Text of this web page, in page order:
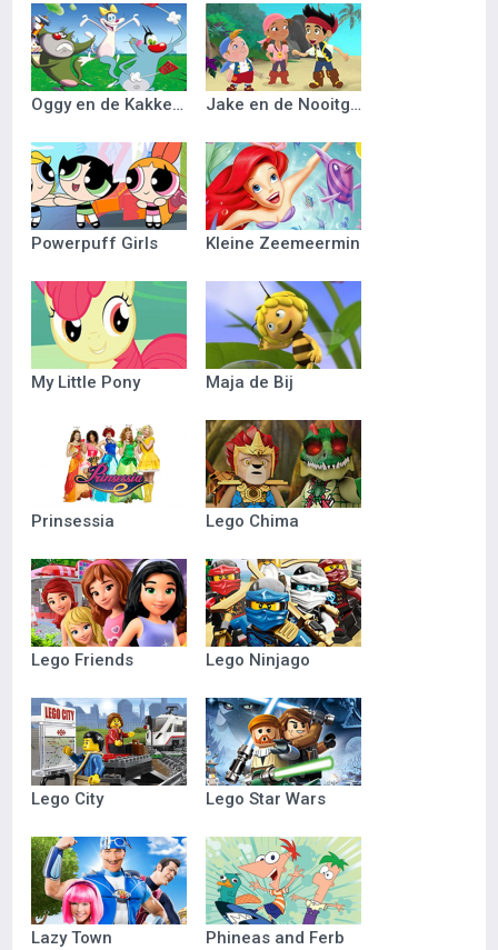
Oggy en de Kakkerlakken Jake en de Nooitgedacht Piraten
Powerpuff Girls Kleine Zeemeermin
My Little Pony Maja de Bij
Prinsessia Lego Chima
Lego Friends Lego Ninjago
Lego City Lego Star Wars
Lazy Town Phineas and Ferb